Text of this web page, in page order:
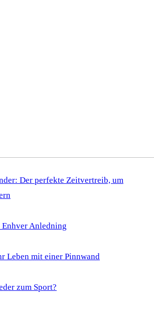
Der perfekte Zeitvertreib, um
Anledning
Leben mit einer Pinnwand
zum Sport?